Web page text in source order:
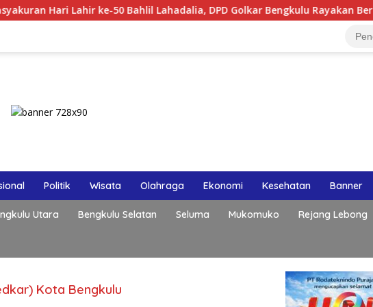
Lahir ke-50 Bahlil Lahadalia, DPD Golkar Bengkulu Rayakan Bersama Kader
Politik Wisata Olahraga Ekonomi Kesehatan Banner
Utara Bengkulu Selatan Seluma Mukomuko Rejang Lebong
Kota Bengkulu